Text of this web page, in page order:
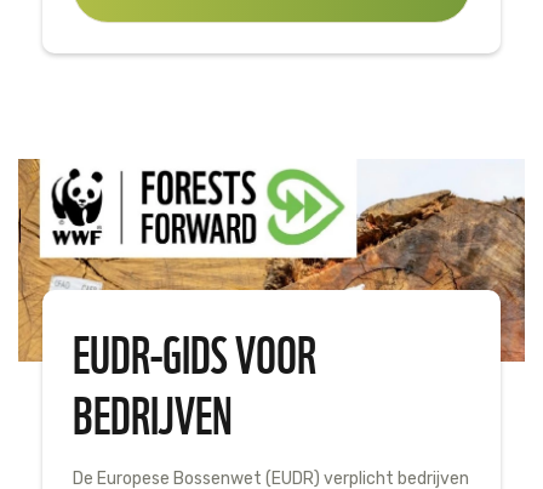
EUDR-GIDS VOOR
BEDRIJVEN
De Europese Bossenwet (EUDR) verplicht bedrijven